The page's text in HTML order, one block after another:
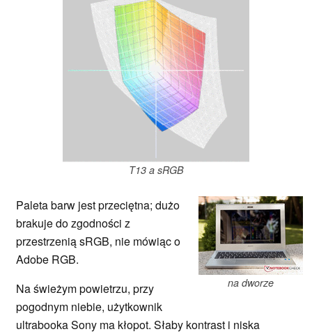
T13 a sRGB
na dworze
Paleta barw jest przeciętna; dużo
brakuje do zgodności z
przestrzenią sRGB, nie mówiąc o
Adobe RGB.
Na świeżym powietrzu, przy
pogodnym niebie, użytkownik
ultrabooka Sony ma kłopot. Słaby kontrast i niska